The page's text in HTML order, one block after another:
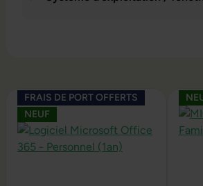
Ignorer la galerie de produits
FRAIS DE PORT OFFERTS
NEUF